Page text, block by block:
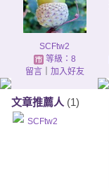
SCFtw2
等級：8
留言｜ 加入好友
文章推薦人 (1)
SCFtw2